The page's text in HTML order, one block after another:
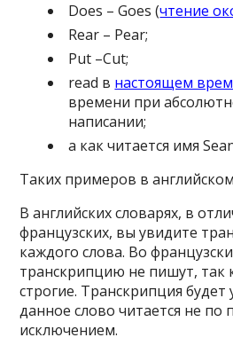
Does – Goes (чтение
Rear – Pear;
Put –Cut;
read в настоящем
времени при
написании;
а как читается имя
Таких примеров в
В английских словарях, в
французских, вы увидите
каждого слова. Во
транскрипцию не пишут, так
строгие. Транскрипция будет
данное слово читается не по
исключением.